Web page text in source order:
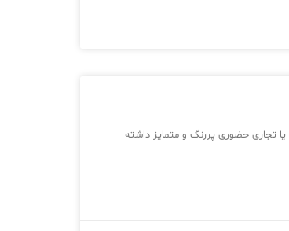
تجاری حضوری پررنگ و متمایز داشته